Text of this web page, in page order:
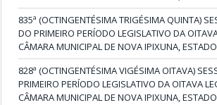
835ª (OCTINGENTÉSIMA TRIGÉSIMA QUINTA)
DO PRIMEIRO PERÍODO LEGISLATIVO DA
CÂMARA MUNICIPAL DE NOVA IPIXUNA,
828ª (OCTINGENTÉSIMA VIGÉSIMA OITAVA)
PRIMEIRO PERÍODO LEGISLATIVO DA OITAVA
CÂMARA MUNICIPAL DE NOVA IPIXUNA,